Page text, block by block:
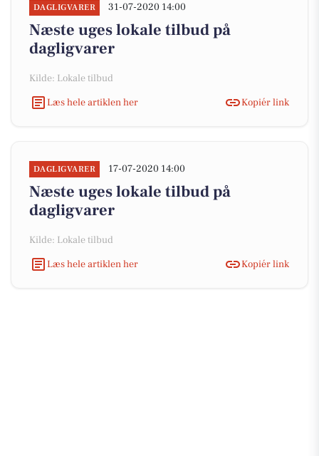
DAGLIGVARER 31-07-2020 14:00
Næste uges lokale tilbud på
dagligvarer
Kilde: Lokale tilbud
Læs hele artiklen her
Kopiér link
DAGLIGVARER 17-07-2020 14:00
Næste uges lokale tilbud på
dagligvarer
Kilde: Lokale tilbud
Læs hele artiklen her
Kopiér link